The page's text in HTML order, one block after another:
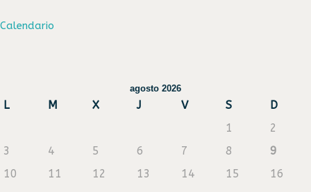
Calendario
agosto 2026
L M X J V S
D
1
2
3
4 5 6 7 8
9
10
11 12 13 14 15
16